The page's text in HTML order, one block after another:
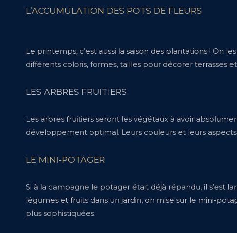
L’ACCUMULATION DES POTS DE FLEURS
Le printemps, c’est aussi la saison des plantations ! On
différents coloris, formes, tailles pour décorer terrasses
LES ARBRES FRUITIERS
Les arbres fruitiers seront les végétaux à avoir
développement optimal. Leurs couleurs et leurs
LE MINI-POTAGER
Si à la campagne le potager était déjà répandu, il s’est
légumes et fruits dans un jardin, on mise sur le mini-
plus sophistiquées.